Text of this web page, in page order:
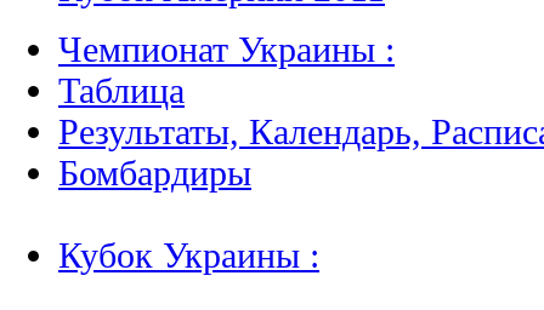
Чемпионат Украины :
Таблица
Результаты, Календарь,
Бомбардиры
Кубок Украины :